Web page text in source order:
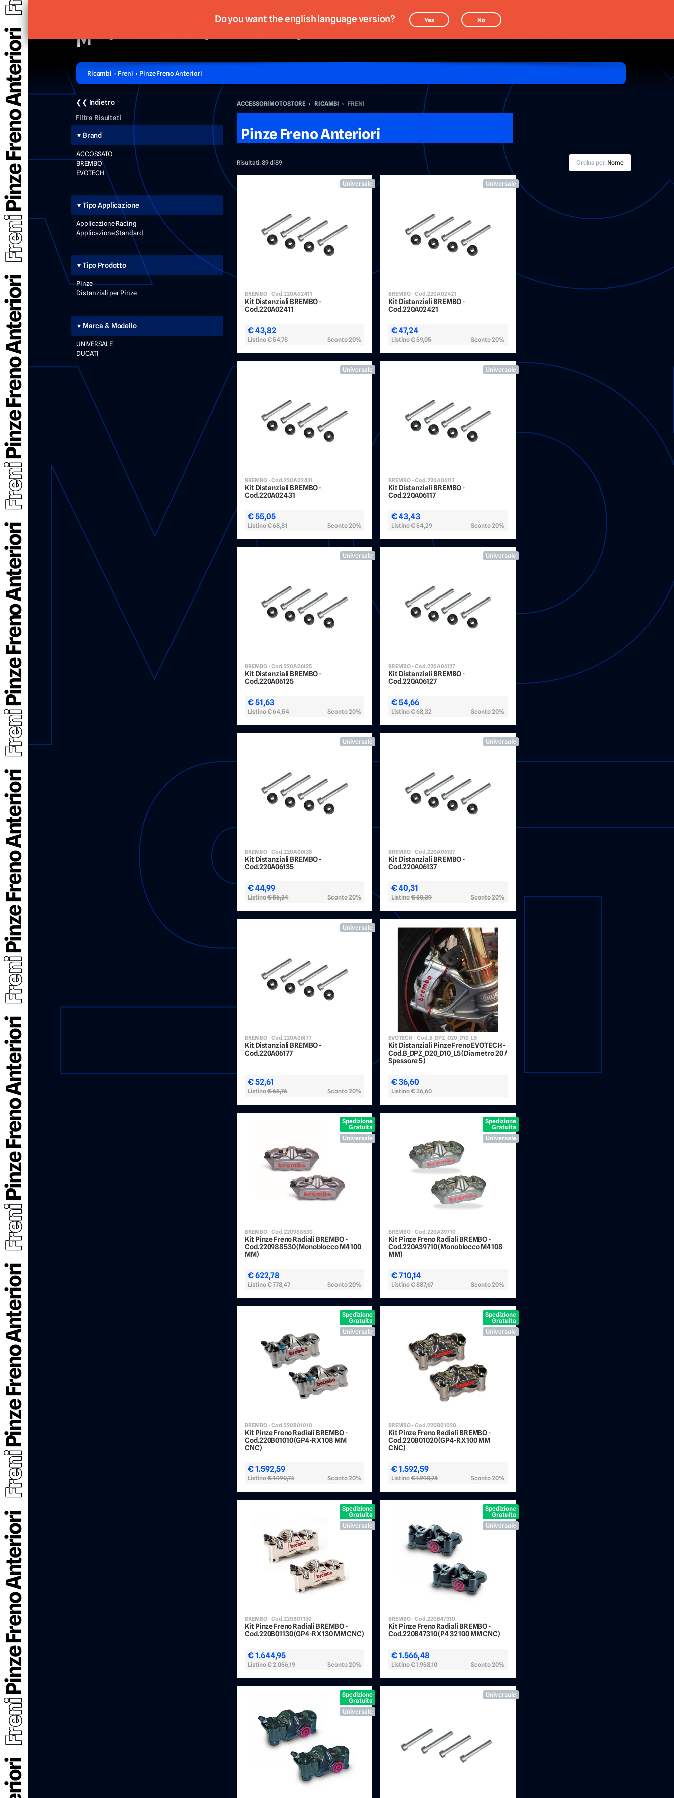
Freni
Pinze Freno Anteriori
Freni
Pinze Freno Anteriori
Freni
Pinze Freno Anteriori
Freni
Pinze Freno Anteriori
Freni
Pinze Freno Anteriori
Freni
Pinze Freno Anteriori
Freni
Pinze Freno Anteriori Ricambi › Freni › Pinze Freno Anteriori
ACCESSORIMOTOSTORE › RICAMBI › FRENI
Pinze Freno Anteriori
Ordina per:Nome
Risultati:89 di 89
Universale
BREMBO - Cod.220A02411
Kit Distanziali BREMBO -
Cod.220A02411
€ 43,82
Listino€ 54,78 Sconto 20%
Universale
BREMBO - Cod.220A02421
Kit Distanziali BREMBO -
Cod.220A02421
€ 47,24
Listino€ 59,05 Sconto 20%
Universale
BREMBO - Cod.220A02431
Kit Distanziali BREMBO -
Cod.220A02431
€ 55,05
Listino€ 68,81 Sconto 20%
Universale
BREMBO - Cod.220A06117
Kit Distanziali BREMBO -
Cod.220A06117
€ 43,43
Listino€ 54,29 Sconto 20%
Universale
BREMBO - Cod.220A06125
Kit Distanziali BREMBO -
Cod.220A06125
€ 51,63
Listino€ 64,54 Sconto 20%
Universale
BREMBO - Cod.220A06127
Kit Distanziali BREMBO -
Cod.220A06127
€ 54,66
Listino€ 68,32 Sconto 20%
Universale
BREMBO - Cod.220A06135
Kit Distanziali BREMBO -
Cod.220A06135
€ 44,99
Listino€ 56,24 Sconto 20%
Universale
BREMBO - Cod.220A06137
Kit Distanziali BREMBO -
Cod.220A06137
€ 40,31
Listino€ 50,39 Sconto 20%
Universale
BREMBO - Cod.220A06177
Kit Distanziali BREMBO -
Cod.220A06177
€ 52,61
Listino€ 65,76 Sconto 20%
EVOTECH - Cod.B_DPZ_D20_D10_L5
Kit Distanziali Pinze Freno EVOTECH -
Cod.B_DPZ_D20_D10_L5 (Diametro 20 /
Spessore 5)
€ 36,60
Listino€ 36,60
Spedizione
Gratuita
Universale
BREMBO - Cod.220988530
Kit Pinze Freno Radiali BREMBO -
Cod.220988530 (Monoblocco M4 100
MM)
€ 622,78
Listino€ 778,47 Sconto 20%
Spedizione
Gratuita
Universale
BREMBO - Cod.220A39710
Kit Pinze Freno Radiali BREMBO -
Cod.220A39710 (Monoblocco M4 108
MM)
€ 710,14
Listino€ 887,67 Sconto 20%
Spedizione
Gratuita
Universale
BREMBO - Cod.220B01010
Kit Pinze Freno Radiali BREMBO -
Cod.220B01010 (GP4-RX 108 MM
CNC)
€ 1.592,59
Listino€ 1.990,74 Sconto 20%
Spedizione
Gratuita
Universale
BREMBO - Cod.220B01020
Kit Pinze Freno Radiali BREMBO -
Cod.220B01020 (GP4-RX 100 MM
CNC)
€ 1.592,59
Listino€ 1.990,74 Sconto 20%
Spedizione
Gratuita
Universale
BREMBO - Cod.220B01130
Kit Pinze Freno Radiali BREMBO -
Cod.220B01130 (GP4-RX 130 MM CNC)
€ 1.644,95
Listino€ 2.056,19 Sconto 20%
Spedizione
Gratuita
Universale
BREMBO - Cod.220B47310
Kit Pinze Freno Radiali BREMBO -
Cod.220B47310 (P4 32 100 MM CNC)
€ 1.566,48
Listino€ 1.958,10 Sconto 20%
Spedizione
Gratuita
Universale
Universale
❮❮ Indietro
Filtra Risultati
Brand
ACCOSSATO
BREMBO
EVOTECH
Tipo Applicazione
Applicazione Racing
Applicazione Standard
Tipo Prodotto
Pinze
Distanziali per Pinze
Marca & Modello
UNIVERSALE
DUCATI
Do you want the english language version? Yes No